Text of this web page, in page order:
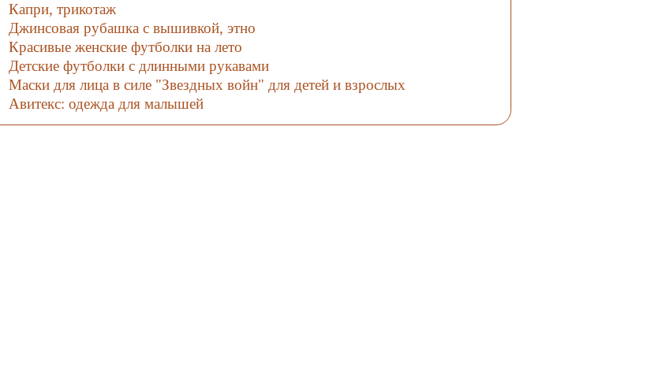
Капри, трикотаж
Джинсовая рубашка с вышивкой, этно
Красивые женские футболки на лето
Детские футболки с длинными рукавами
Маски для лица в силе "Звездных войн" для детей и взрослых
Авитекс: одежда для малышей